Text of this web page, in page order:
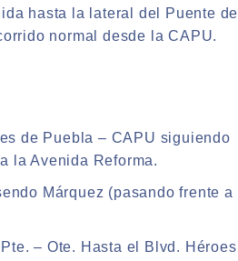
hasta la lateral del Puente de
normal desde la CAPU.
de Puebla – CAPU siguiendo
la Avenida Reforma.
Márquez (pasando frente a
– Ote. Hasta el Blvd. Héroes